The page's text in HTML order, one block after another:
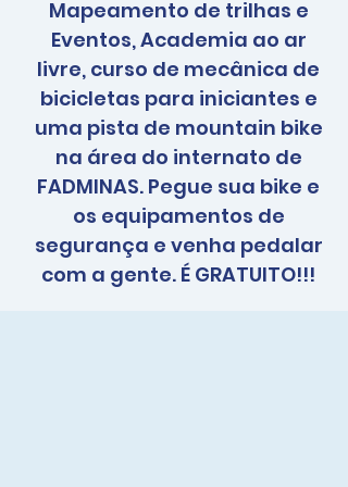
Mapeamento de trilhas e
Eventos, Academia ao ar
livre, curso de mecânica de
bicicletas para iniciantes e
uma pista de mountain bike
na área do internato de
FADMINAS. Pegue sua bike e
os equipamentos de
segurança e venha pedalar
com a gente. É GRATUITO!!!